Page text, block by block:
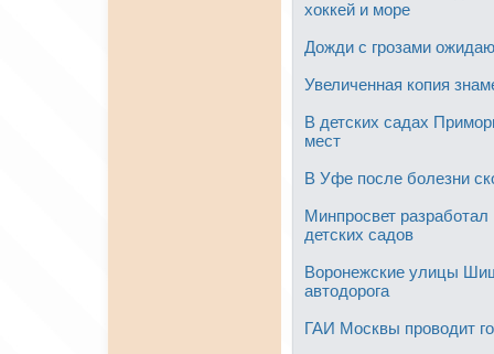
хоккей и море
Дожди с грозами
Увеличенная копия
В детских садах
мест
В Уфе после болезни
Минпросвет
детских садов
Воронежские улицы
автодорога
ГАИ Москвы проводит